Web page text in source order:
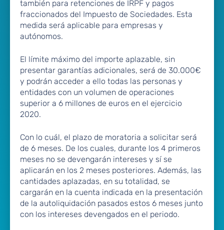
también para retenciones de IRPF y pagos
fraccionados del Impuesto de Sociedades. Esta
medida será aplicable para empresas y
autónomos.
El límite máximo del importe aplazable, sin
presentar garantías adicionales, será de 30.000€
y podrán acceder a ello todas las personas y
entidades con un volumen de operaciones
superior a 6 millones de euros en el ejercicio
2020.
Con lo cuál, el plazo de moratoria a solicitar será
de 6 meses. De los cuales, durante los 4 primeros
meses no se devengarán intereses y sí se
aplicarán en los 2 meses posteriores. Además, las
cantidades aplazadas, en su totalidad, se
cargarán en la cuenta indicada en la presentación
de la autoliquidación pasados estos 6 meses junto
con los intereses devengados en el periodo.